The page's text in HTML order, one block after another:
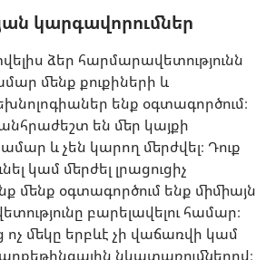
կարգավորումներ
ձեր հարմարավետությունն
մենք քուքիների և
ենք օգտագործում։
են մեր կայքի
և չեն կարող մերժվել։ Դուք
կամ մերժել լրացուցիչ
մենք օգտագործում ենք միմիայն
բարելավելու համար։
ոչ մեկը երբևէ չի վաճառվի կամ
նկատառումներով։
ԳՐԱԴԱՐԱՆ